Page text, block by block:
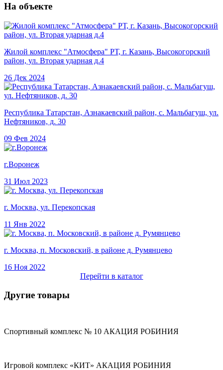
На объекте
Жилой комплекс "Атмосфера" РТ, г. Казань, Высокогорский
район, ул. Вторая ударная д.4
26 Дек 2024
Республика Татарстан, Азнакаевский район, с. Мальбагуш, ул.
Нефтяников, д. 30
09 Фев 2024
г.Воронеж
31 Июл 2023
г. Москва, ул. Перекопская
11 Янв 2022
г. Москва, п. Московский, в районе д. Румянцево
16 Ноя 2022
Перейти в каталог
Другие товары
Спортивный комплекс № 10 АКАЦИЯ РОБИНИЯ
Игровой комплекс «КИТ» АКАЦИЯ РОБИНИЯ